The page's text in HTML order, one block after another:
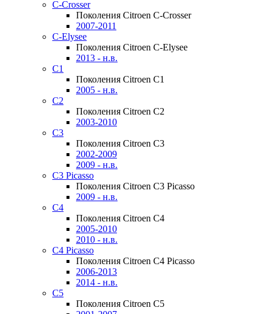
C-Crosser
Поколения Citroen C-Crosser
2007-2011
C-Elysee
Поколения Citroen C-Elysee
2013 - н.в.
C1
Поколения Citroen C1
2005 - н.в.
C2
Поколения Citroen C2
2003-2010
C3
Поколения Citroen C3
2002-2009
2009 - н.в.
C3 Picasso
Поколения Citroen C3 Picasso
2009 - н.в.
C4
Поколения Citroen C4
2005-2010
2010 - н.в.
C4 Picasso
Поколения Citroen C4 Picasso
2006-2013
2014 - н.в.
C5
Поколения Citroen C5